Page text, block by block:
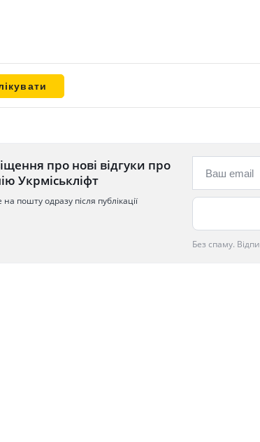
про нові відгуки про
Укрміськліфт
пошту одразу після публікації
Без спаму.